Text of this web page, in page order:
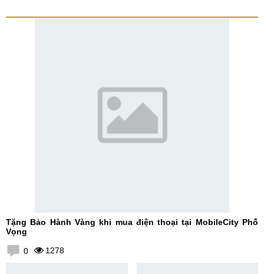
Tặng Bảo Hành Vàng khi mua điện thoại tại MobileCity Phố
Vọng
0 1278